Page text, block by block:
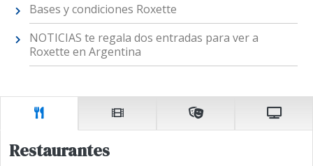
Bases y condiciones Roxette
NOTICIAS te regala dos entradas para ver a
Roxette en Argentina
Restaurantes